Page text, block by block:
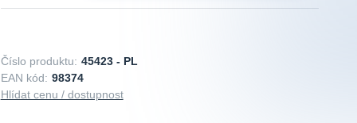
Číslo produktu: 45423 - PL
EAN kód: 98374
Hlídat cenu / dostupnost